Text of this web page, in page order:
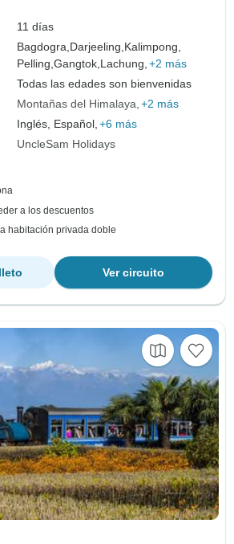
11 días
Bagdogra, Darjeeling, Kalimpong,
Pelling,Gangtok, Lachung, +2 más
Todas las edades son bienvenidas
Montañas del Himalaya +2 más
Inglés, Español, +6 más
UncleSam Holidays
a los descuentos
habitación privada doble
Ver circuito